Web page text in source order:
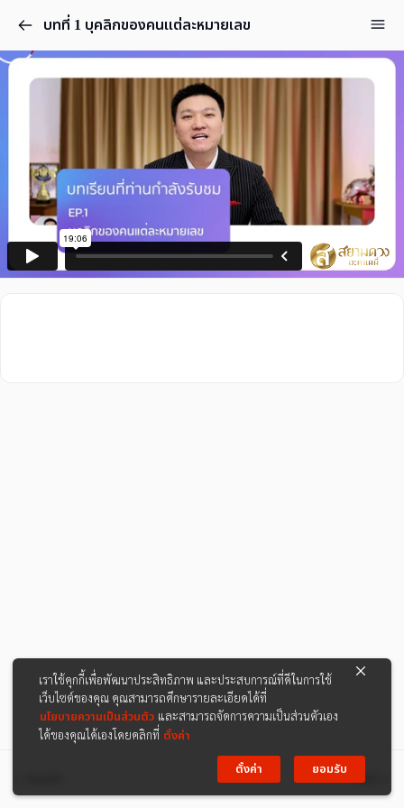
บทที่ 1 บุคลิกของคนแต่ละหมายเลข
ต่อไป
เราใช้คุกกี้เพื่อพัฒนาประสิทธิภาพ และประสบการณ์ที่ดีในการใช้
เว็บไซต์ของคุณ คุณสามารถศึกษารายละเอียดได้ที่
นโยบายความเป็นส่วนตัว และสามารถจัดการความเป็นส่วนตัวเอง
ได้ของคุณได้เองโดยคลิกที่ ตั้งค่า
ตั้งค่า
ยอมรับ